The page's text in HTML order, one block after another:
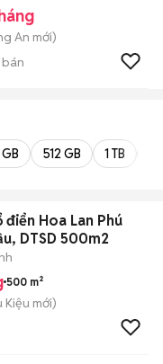
An mới)
512 GB 1 TB
DTSD 500m2
500 m²
Kiệu mới)